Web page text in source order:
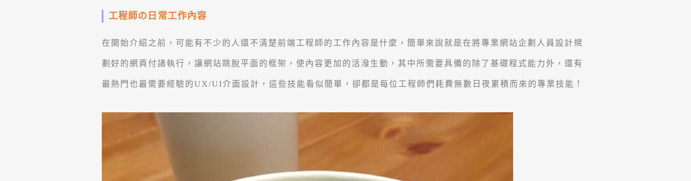
工程師の日常工作內容
在開始介紹之前，可能有不少的人還不清楚前端工程師的工作內容是什麼，簡單來說就是在將專業網站企劃人員設計規
劃好的網頁付諸執行，讓網站跳脫平面的框架，使內容更加的活潑生動，其中所需要具備的除了基礎程式能力外，還有
最熱門也最需要經驗的UX/UI介面設計，這些技能看似簡單，卻都是每位工程師們耗費無數日夜累積而來的專業技能！